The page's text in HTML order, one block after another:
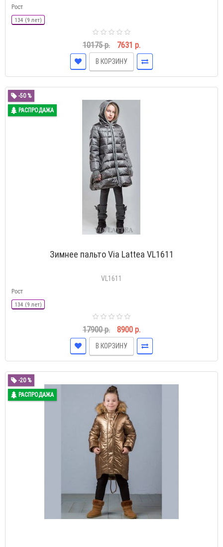
Рост
134 (9 лет)
10175 р. 7631 р.
В КОРЗИНУ
-50 %
РАСПРОДАЖА
Зимнее пальто Via Lattea VL1611
VL1611
Рост
134 (9 лет)
17900 р. 8900 р.
В КОРЗИНУ
-20 %
РАСПРОДАЖА